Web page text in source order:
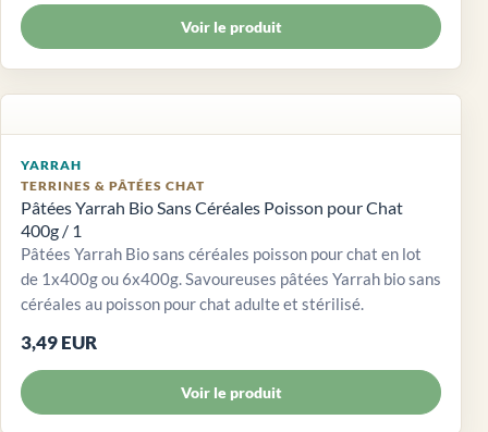
Voir le produit
YARRAH
TERRINES & PÂTÉES CHAT
Pâtées Yarrah Bio Sans Céréales Poisson pour Chat
400g / 1
Pâtées Yarrah Bio sans céréales poisson pour chat en lot
de 1x400g ou 6x400g. Savoureuses pâtées Yarrah bio sans
céréales au poisson pour chat adulte et stérilisé.
3,49 EUR
Voir le produit